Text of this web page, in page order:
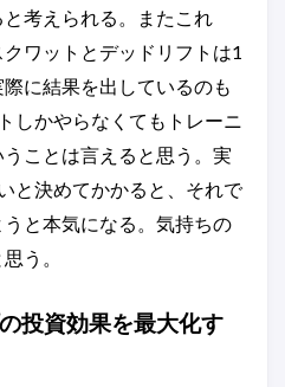
考えられる。またこれ
ワットとデッドリフトは1
に結果を出しているのも
しかやらなくてもトレーニ
ことは言えると思う。実
と決めてかかると、それで
と本気になる。気持ちの
う。
投資効果を最大化す